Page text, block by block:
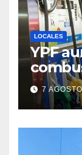
LOCALES
YPF
Santa
superó
7